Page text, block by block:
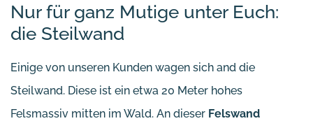
Nur für ganz Mutige unter Euch:
die Steilwand
Einige von unseren Kunden wagen sich and die
Steilwand. Diese ist ein etwa 20 Meter hohes
Felsmassiv mitten im Wald. An dieser Felswand